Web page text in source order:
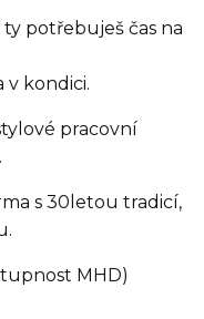
potřebuješ čas na
v kondici.
pracovní
s 30letou tradicí,
MHD)